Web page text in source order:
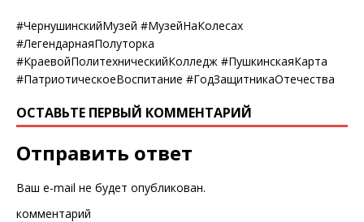
#ЧернушинскийМузей #МузейНаКолесах
#ЛегендарнаяПолуторка
#КраевойПолитехническийКолледж #ПушкинскаяКарта
#ПатриотическоеВоспитание #ГодЗащитникаОтечества
ОСТАВЬТЕ ПЕРВЫЙ КОММЕНТАРИЙ
Отправить ответ
Ваш e-mail не будет опубликован.
комментарий